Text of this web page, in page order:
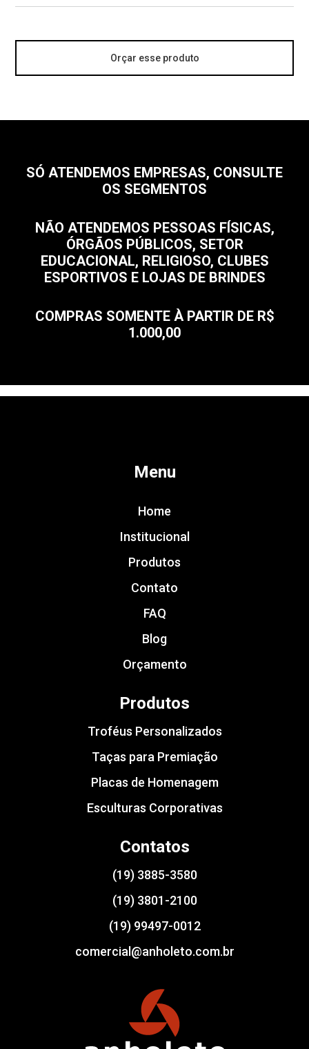
Orçar esse produto
SÓ ATENDEMOS EMPRESAS, CONSULTE
OS SEGMENTOS
NÃO ATENDEMOS PESSOAS FÍSICAS,
ÓRGÃOS PÚBLICOS, SETOR
EDUCACIONAL, RELIGIOSO, CLUBES
ESPORTIVOS E LOJAS DE BRINDES
COMPRAS SOMENTE À PARTIR DE R$
1.000,00
Menu
Home
Institucional
Produtos
Contato
FAQ
Blog
Orçamento
Produtos
Troféus Personalizados
Taças para Premiação
Placas de Homenagem
Esculturas Corporativas
Contatos
(19) 3885-3580
(19) 3801-2100
(19) 99497-0012
comercial@anholeto.com.br